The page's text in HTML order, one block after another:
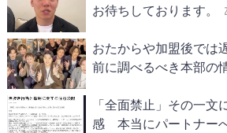
お待ちしております。
おたからや加盟後で
前に調べるべき本部の
「全面禁止」その一文
感 本当にパートナー